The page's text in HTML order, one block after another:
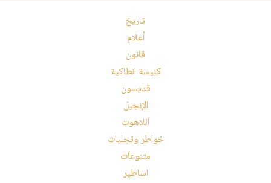
تاريخ
أعلام
قانون
كنيسة انطاكية
قديسون
الإنجيل
اللاهوت
خواطر وتجليات
متنوعات
اساطير